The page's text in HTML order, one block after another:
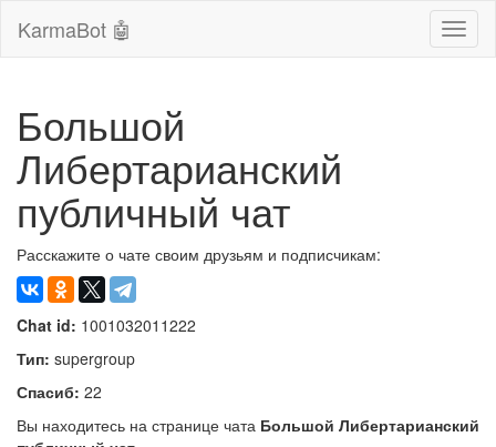
KarmaBot 🤖
Большой
Либертарианский
публичный чат
Расскажите о чате своим друзьям и подписчикам:
Chat id: 1001032011222
Тип: supergroup
Спасиб: 22
Вы находитесь на странице чата Большой Либертарианский